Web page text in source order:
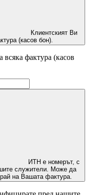
Клиентският Ви
(касов бон).
фактура (касов
ИТН е номерът, с
служители. Може да
на Вашата фактура.